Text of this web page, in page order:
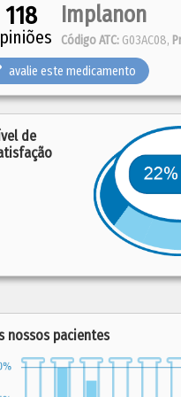
118 Implanon
Código ATC: G03AC08,
avalie este medicamento
de
nossos pacientes